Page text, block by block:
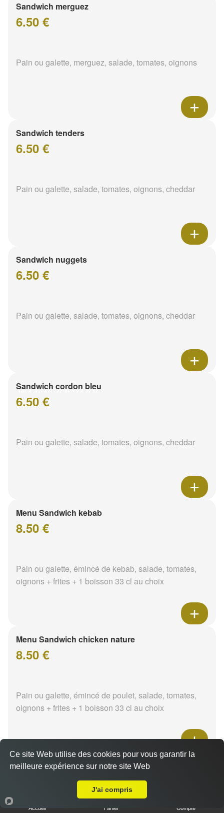
Sandwich merguez
6.50 €
Pain ou galette, merguez, salade, tomates, oignons
Sandwich tenders
6.50 €
Pain ou galette, salade, tomates, oignons, cheddar
Sandwich nuggets
6.50 €
Pain ou galette, salade, tomates, oignons, cheddar
Sandwich cordon bleu
6.50 €
Pain ou galette, salade, tomates, oignons, cheddar
Menu Sandwich kebab
8.50 €
Pain ou galette, émincé de kebab, salade, tomates,
oignons + frites + 1 boisson 33 cl au choix
Menu Sandwich chicken nature
8.50 €
Pain ou galette, émincé de poulet, salade, tomates,
oignons + frites + 1 boisson 33 cl au choix
Menu Sandwich chicken tikka
Accueil Panier Compte
Ce site Web utilise des cookies pour vous garantir la
meilleure expérience sur notre site Web
J'ai compris